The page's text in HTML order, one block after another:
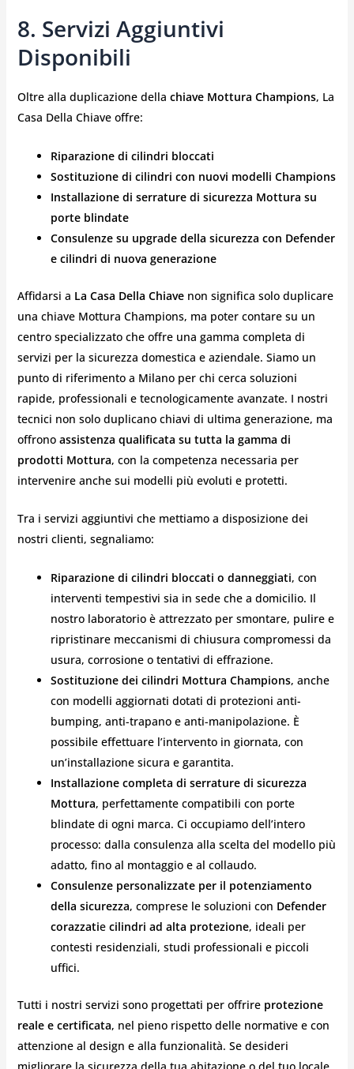
8. Servizi Aggiuntivi
Disponibili
Oltre alla duplicazione della chiave Mottura Champions, La
Casa Della Chiave offre:
Riparazione di cilindri bloccati
Sostituzione di cilindri con nuovi modelli Champions
Installazione di serrature di sicurezza Mottura su
porte blindate
Consulenze su upgrade della sicurezza con Defender
e cilindri di nuova generazione
Affidarsi a La Casa Della Chiavenon significa solo duplicare
una chiave Mottura Champions, ma poter contare su un
centro specializzato che offre una gamma completa di
servizi per la sicurezza domestica e aziendale. Siamo un
punto di riferimento a Milano per chi cerca soluzioni
rapide, professionali e tecnologicamente avanzate. I nostri
tecnici non solo duplicano chiavi di ultima generazione, ma
offrono assistenza qualificata su tutta la gamma di
prodotti Mottura, con la competenza necessaria per
intervenire anche sui modelli più evoluti e protetti.
Tra i servizi aggiuntivi che mettiamo a disposizione dei
nostri clienti, segnaliamo:
Riparazione di cilindri bloccati o danneggiati, con
interventi tempestivi sia in sede che a domicilio. Il
nostro laboratorio è attrezzato per smontare, pulire e
ripristinare meccanismi di chiusura compromessi da
usura, corrosione o tentativi di effrazione.
Sostituzione dei cilindri Mottura Champions, anche
con modelli aggiornati dotati di protezioni anti-
bumping, anti-trapano e anti-manipolazione. È
possibile effettuare l’intervento in giornata, con
un’installazione sicura e garantita.
Installazione completa di serrature di sicurezza
Mottura, perfettamente compatibili con porte
blindate di ogni marca. Ci occupiamo dell’intero
processo: dalla consulenza alla scelta del modello più
adatto, fino al montaggio e al collaudo.
Consulenze personalizzate per il potenziamento
della sicurezza, comprese le soluzioni con Defender
corazzatie cilindri ad alta protezione, ideali per
contesti residenziali, studi professionali e piccoli
uffici.
Tutti i nostri servizi sono progettati per offrire protezione
reale e certificata, nel pieno rispetto delle normative e con
attenzione al design e alla funzionalità. Se desideri
migliorare la sicurezza della tua abitazione o del tuo locale,